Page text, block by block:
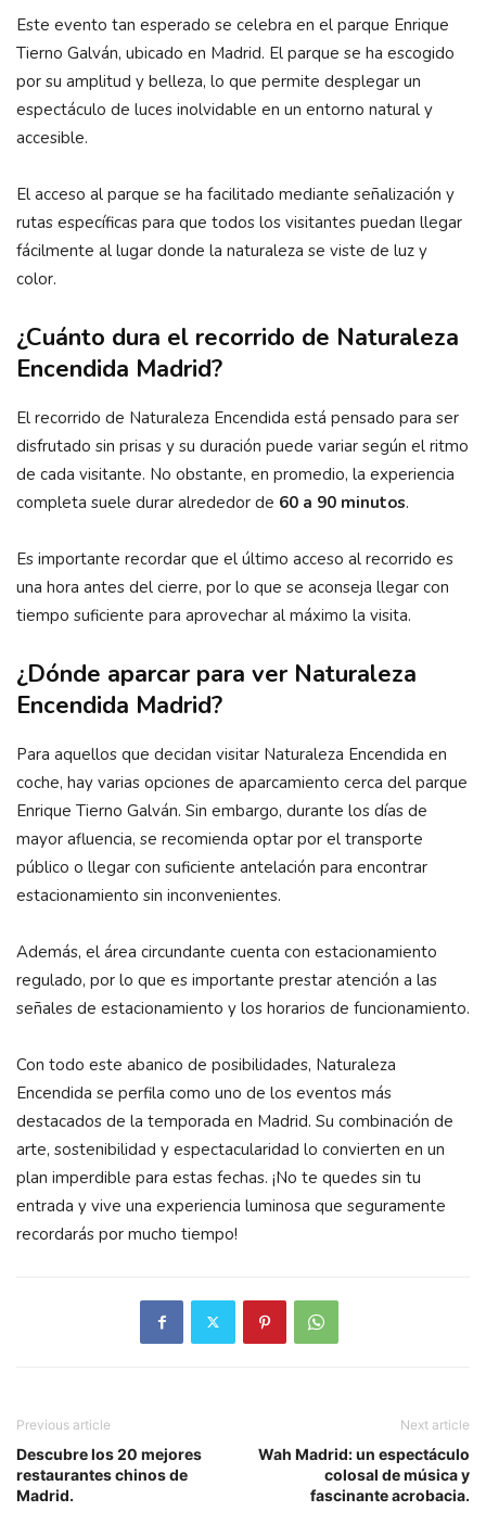
Este evento tan esperado se celebra en el parque Enrique
Tierno Galván, ubicado en Madrid. El parque se ha escogido
por su amplitud y belleza, lo que permite desplegar un
espectáculo de luces inolvidable en un entorno natural y
accesible.
El acceso al parque se ha facilitado mediante señalización y
rutas específicas para que todos los visitantes puedan llegar
fácilmente al lugar donde la naturaleza se viste de luz y
color.
¿Cuánto dura el recorrido de Naturaleza
Encendida Madrid?
El recorrido de Naturaleza Encendida está pensado para ser
disfrutado sin prisas y su duración puede variar según el ritmo
de cada visitante. No obstante, en promedio, la experiencia
completa suele durar alrededor de 60 a 90 minutos.
Es importante recordar que el último acceso al recorrido es
una hora antes del cierre, por lo que se aconseja llegar con
tiempo suficiente para aprovechar al máximo la visita.
¿Dónde aparcar para ver Naturaleza
Encendida Madrid?
Para aquellos que decidan visitar Naturaleza Encendida en
coche, hay varias opciones de aparcamiento cerca del parque
Enrique Tierno Galván. Sin embargo, durante los días de
mayor afluencia, se recomienda optar por el transporte
público o llegar con suficiente antelación para encontrar
estacionamiento sin inconvenientes.
Además, el área circundante cuenta con estacionamiento
regulado, por lo que es importante prestar atención a las
señales de estacionamiento y los horarios de funcionamiento.
Con todo este abanico de posibilidades, Naturaleza
Encendida se perfila como uno de los eventos más
destacados de la temporada en Madrid. Su combinación de
arte, sostenibilidad y espectacularidad lo convierten en un
plan imperdible para estas fechas. ¡No te quedes sin tu
entrada y vive una experiencia luminosa que seguramente
recordarás por mucho tiempo!
Previous article
Descubre los 20 mejores
restaurantes chinos de
Madrid.
Next article
Wah Madrid: un espectáculo
colosal de música y
fascinante acrobacia.